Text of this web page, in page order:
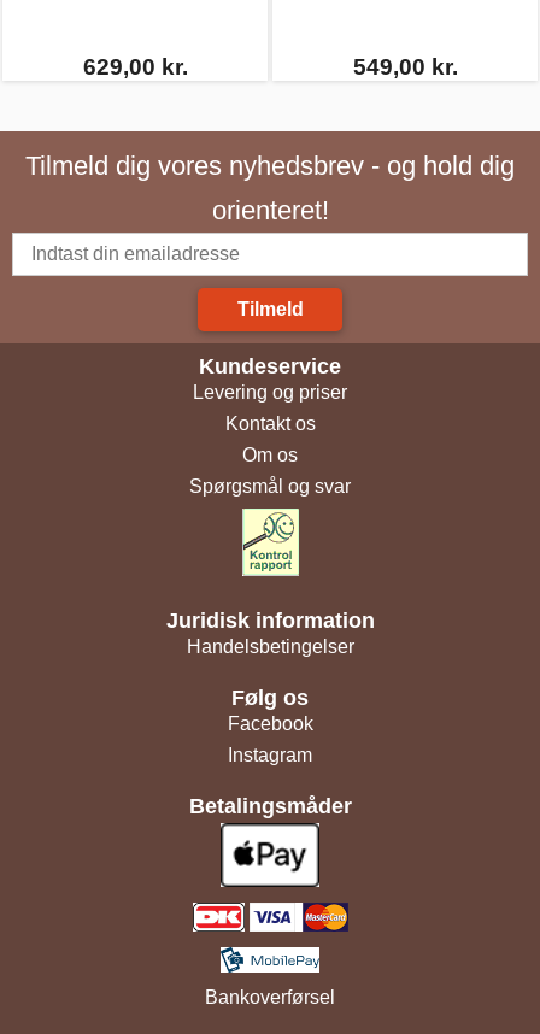
629,00 kr. 549,00 kr.
Tilmeld dig vores nyhedsbrev - og hold dig
orienteret!
Tilmeld
Kundeservice
Levering og priser
Kontakt os
Om os
Spørgsmål og svar
Juridisk information
Handelsbetingelser
Følg os
Facebook
Instagram
Betalingsmåder
Bankoverførsel